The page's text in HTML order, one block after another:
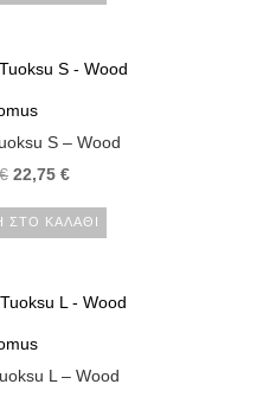
S – Wood
22,75 €
ΚΑΛΆΘΙ
L – Wood